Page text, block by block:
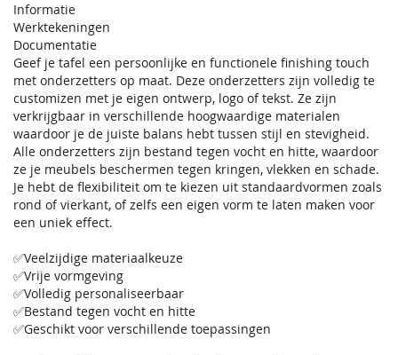
Informatie
Werktekeningen
Documentatie
Geef je tafel een persoonlijke en functionele finishing touch
met onderzetters op maat. Deze onderzetters zijn volledig te
customizen met je eigen ontwerp, logo of tekst. Ze zijn
verkrijgbaar in verschillende hoogwaardige materialen
waardoor je de juiste balans hebt tussen stijl en stevigheid.
Alle onderzetters zijn bestand tegen vocht en hitte, waardoor
ze je meubels beschermen tegen kringen, vlekken en schade.
Je hebt de flexibiliteit om te kiezen uit standaardvormen zoals
rond of vierkant, of zelfs een eigen vorm te laten maken voor
een uniek effect.
✅Veelzijdige materiaalkeuze
✅Vrije vormgeving
✅Volledig personaliseerbaar
✅Bestand tegen vocht en hitte
✅Geschikt voor verschillende toepassingen